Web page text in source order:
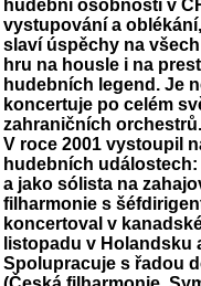
hudební osobnosti v
vystupování a
slaví úspěchy na
hru na housle i na
hudebních legend. Je
koncertuje po celém
zahraničních orchestrů.
V roce 2001 vystoupil
hudebních
a jako sólista na
filharmonie s
koncertoval v
listopadu v Holandsku
Spolupracuje s řadou